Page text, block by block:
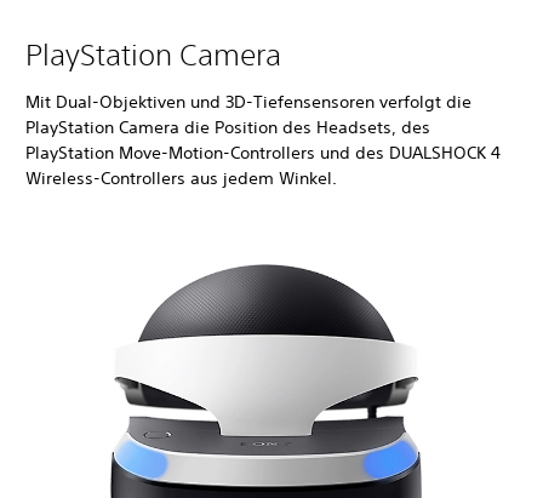
PlayStation Camera
Mit Dual-Objektiven und 3D-Tiefensensoren verfolgt die
PlayStation Camera die Position des Headsets, des
PlayStation Move-Motion-Controllers und des DUALSHOCK 4
Wireless-Controllers aus jedem Winkel.